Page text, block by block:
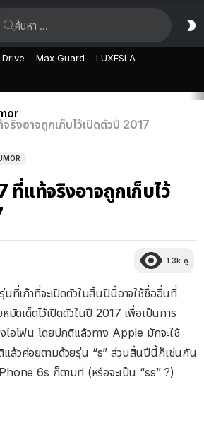
Max Guard LUXESLA
งอาจถูกเก็บไว้เปิดตัวปี 2017
ที่แท้จริงอาจถูกเก็บไว้
1.3k ดู
นที่เก้าที่จะเปิดตัวในสิ้นปีนี้อาจใช้ชื่ออื่นที่
มัดเด็ดไว้เปิดตัวในปี 2017 เพื่อเป็นการ
อโฟน โดยปกติแล้วทาง Apple มักจะใช้
แล้วค่อยตามด้วยรุ่น “s” ส่วนสิ้นปีนี้ก็เช่นกัน
6s ก็ตามที (หรือจะเป็น “ss” ?)